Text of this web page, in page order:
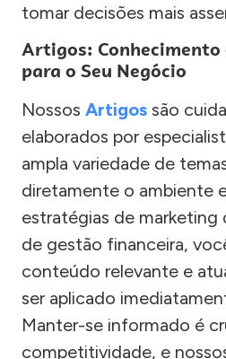
tomar decisões mais
Artigos:
para o Seu Negócio
Nossos Artigos são
elaborados por
ampla variedade de
diretamente o ambiente
estratégias de
de gestão financeira,
conteúdo relevante e
ser aplicado
Manter-se informado é
competitividade, e